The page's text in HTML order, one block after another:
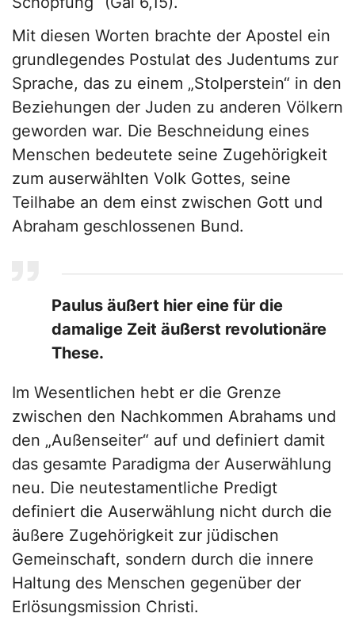
Mit diesen Worten brachte der Apostel ein
grundlegendes Postulat des Judentums zur
Sprache, das zu einem „Stolperstein“ in den
Beziehungen der Juden zu anderen Völkern
geworden war. Die Beschneidung eines
Menschen bedeutete seine Zugehörigkeit
zum auserwählten Volk Gottes, seine
Teilhabe an dem einst zwischen Gott und
Abraham geschlossenen Bund.
Paulus äußert hier eine für die
damalige Zeit äußerst revolutionäre
These.
Im Wesentlichen hebt er die Grenze
zwischen den Nachkommen Abrahams und
den „Außenseiter“ auf und definiert damit
das gesamte Paradigma der Auserwählung
neu. Die neutestamentliche Predigt
definiert die Auserwählung nicht durch die
äußere Zugehörigkeit zur jüdischen
Gemeinschaft, sondern durch die innere
Haltung des Menschen gegenüber der
Erlösungsmission Christi.